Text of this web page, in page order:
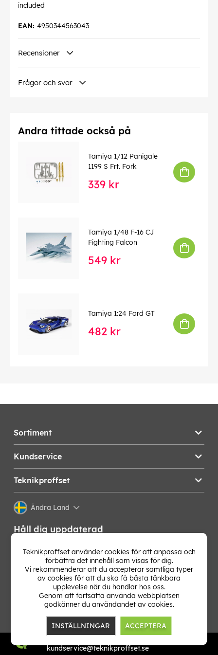
included
4950344563043
EAN:
Recensioner
Frågor och svar
Andra tittade också på
Tamiya 1/12 Panigale
1199 S Frt. Fork
339 kr
Tamiya 1/48 F-16 CJ
Fighting Falcon
549 kr
Tamiya 1:24 Ford GT
482 kr
Sortiment
Kundservice
Teknikproffset
Ändra Land
Håll dig uppdaterad
Få de senaste nyheterna, hetaste erbjudandena och
bästa tipsen från oss direkt i din mejlkorg. Signa upp på
vårt nyhetsbrev!
kundservice@teknikproffset.se
Teknikproffset använder cookies för att anpassa och
förbättra det innehåll som visas för dig.
Vi rekommenderar att du accepterar samtliga typer
av cookies för att du ska få bästa tänkbara
upplevelse när du handlar hos oss.
Genom att fortsätta använda webbplatsen
godkänner du användandet av cookies.
INSTÄLLNINGAR ACCEPTERA